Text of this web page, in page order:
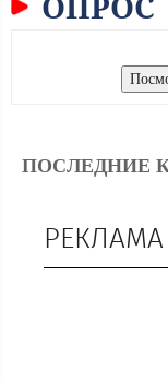
ПОСЛЕДНИЕ
РЕКЛАМА